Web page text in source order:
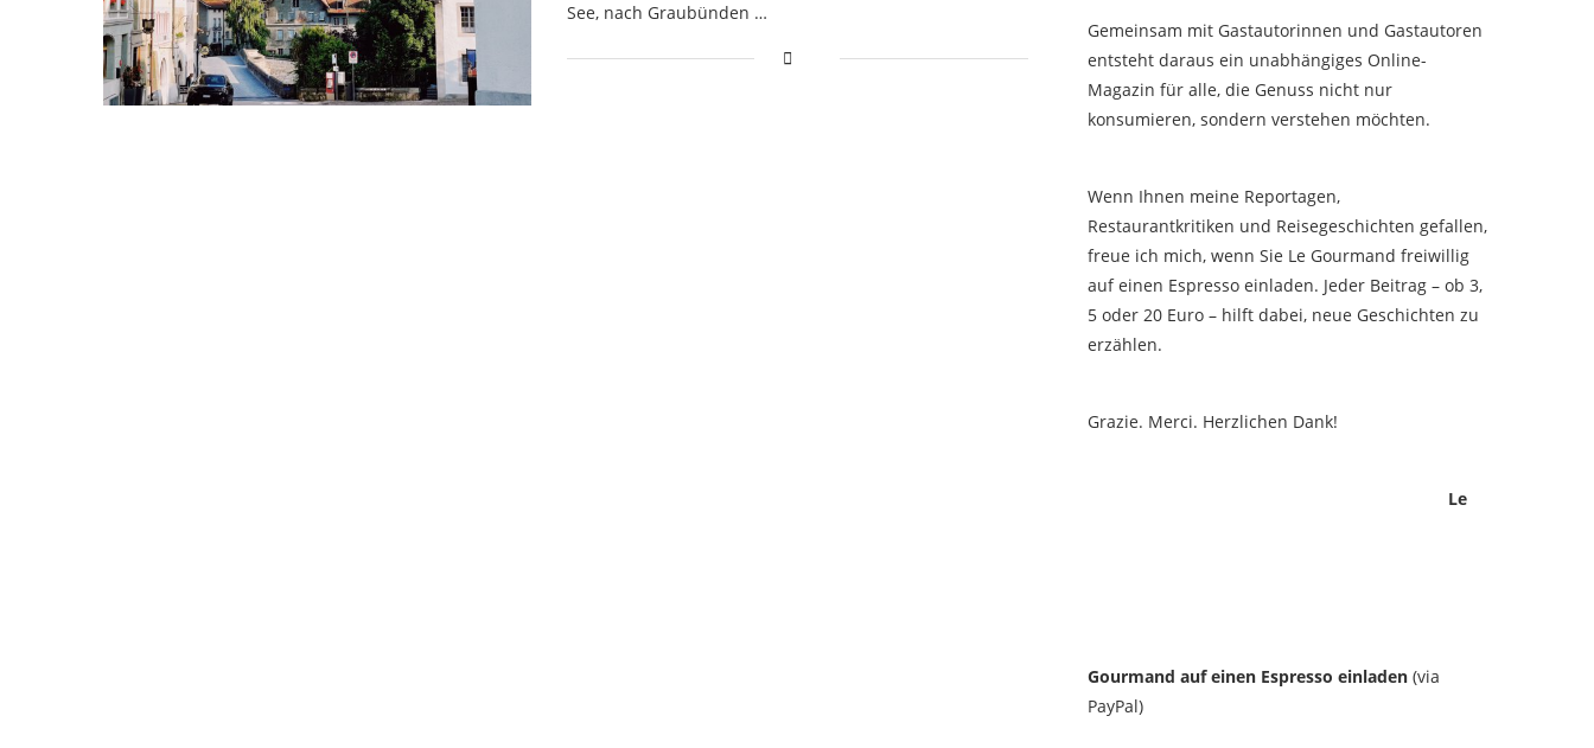
See, nach Graubünden …
Gemeinsam mit Gastautorinnen und Gastautoren
entsteht daraus ein unabhängiges Online-
Magazin für alle, die Genuss nicht nur
konsumieren, sondern verstehen möchten.
Wenn Ihnen meine Reportagen,
Restaurantkritiken und Reisegeschichten gefallen,
freue ich mich, wenn Sie Le Gourmand freiwillig
auf einen Espresso einladen. Jeder Beitrag – ob 3,
5 oder 20 Euro – hilft dabei, neue Geschichten zu
erzählen.
Grazie. Merci. Herzlichen Dank!
Le
Gourmand auf einen Espresso einladen (via
PayPal)